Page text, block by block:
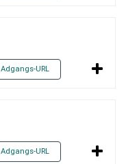
Adgangs-URL
Adgangs-URL